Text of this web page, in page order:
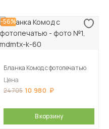
-56%
Бланка Комод с фотопечатью
Цена
24 705 10 980
В корзину